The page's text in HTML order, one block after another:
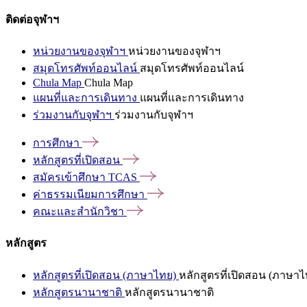
ติดต่อจุฬาฯ
หน่วยงานของจุฬาฯ หน่วยงานของจุฬาฯ
สมุดโทรศัพท์ออนไลน์ สมุดโทรศัพท์ออนไลน์
Chula Map Chula Map
แผนที่และการเดินทาง แผนที่และการเดินทาง
ร่วมงานกับจุฬาฯ ร่วมงานกับจุฬาฯ
การศึกษา
หลักสูตรที่เปิดสอน
สมัครเข้าศึกษา TCAS
ค่าธรรมเนียมการศึกษา
คณะและสำนักวิชา
หลักสูตร
หลักสูตรที่เปิดสอน (ภาษาไทย) หลักสูตรที่เปิดสอน (ภาษาไ
หลักสูตรนานาชาติ หลักสูตรนานาชาติ